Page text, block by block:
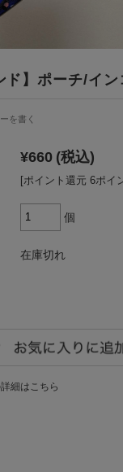
ド】ポーチ/イン
を書く
¥660 (税込)
[ポイント還元 6ポイ
個
在庫切れ
細はこちら